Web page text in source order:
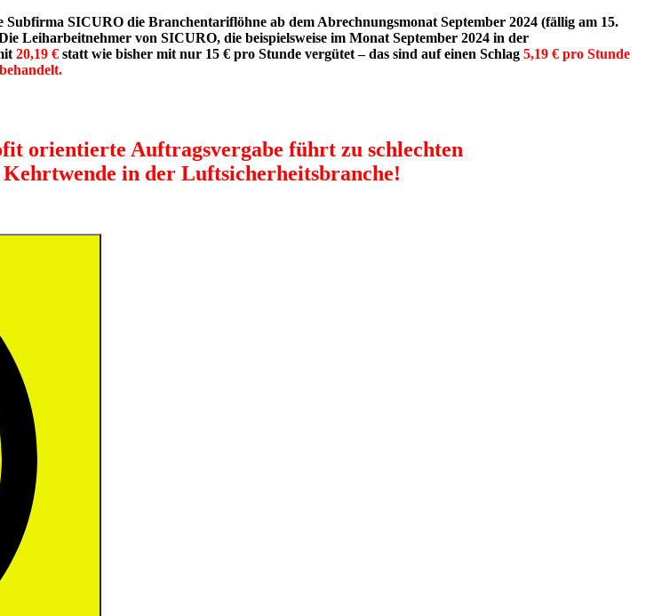
SICURO die Branchentariflöhne ab dem Abrechnungsmonat September 2024 (fällig am 15.
Leiharbeitnehmer von SICURO, die beispielsweise im Monat September 2024 in der
20,19 € statt wie bisher mit nur 15 € pro Stunde vergütet – das sind auf einen Schlag 5,19 € pro Stunde
orientierte Auftragsvergabe führt zu schlechten
in der Luftsicherheitsbranche!